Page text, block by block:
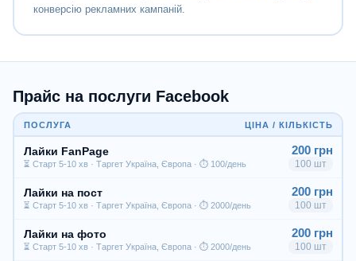
конверсію рекламних кампаній.
Прайс на послуги Facebook
ПОСЛУГА ЦІНА / КІЛЬКІСТЬ
Лайки FanPage
⏳ Старт 5-10 хв · Таргет Україна, Європа · ⏱ 100/день
200 грн
100 шт
Лайки на пост
⏳ Старт 5-10 хв · Таргет Україна, Європа · ⏱ 2000/день
200 грн
100 шт
Лайки на фото
⏳ Старт 5-10 хв · Таргет Україна, Європа · ⏱ 2000/день
200 грн
100 шт